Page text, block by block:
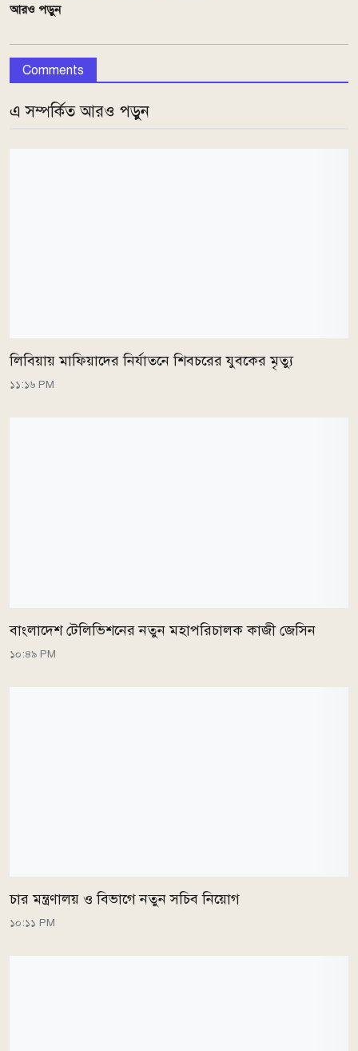
আরও পড়ুন
Comments
এ সম্পর্কিত আরও পড়ুন
লিবিয়ায় মাফিয়াদের নির্যাতনে শিবচরের যুবকের মৃত্যু
১১:১৬ PM
বাংলাদেশ টেলিভিশনের নতুন মহাপরিচালক কাজী জেসিন
১০:৪৯ PM
চার মন্ত্রণালয় ও বিভাগে নতুন সচিব নিয়োগ
১০:১১ PM